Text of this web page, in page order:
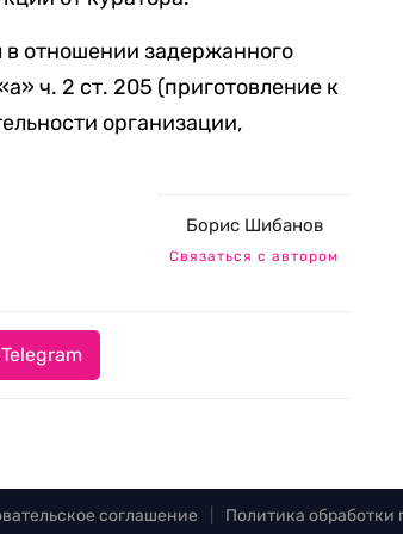
отношении задержанного
ч. 2 ст. 205 (приготовление к
организации,
Борис Шибанов
Связаться с автором
соглашение Политика